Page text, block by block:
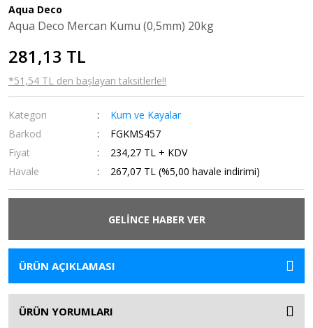
Aqua Deco
Aqua Deco Mercan Kumu (0,5mm) 20kg
281,13 TL
*51,54 TL den başlayan taksitlerle!!
Kategori
Kum ve Kayalar
Barkod
FGKMS457
Fiyat
234,27 TL + KDV
Havale
267,07 TL (%5,00 havale indirimi)
GELİNCE HABER VER
ÜRÜN AÇIKLAMASI
ÜRÜN YORUMLARI